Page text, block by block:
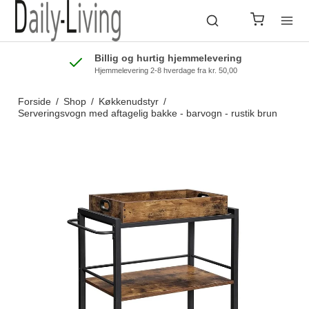
Billig og hurtig hjemmelevering
Hjemmelevering 2-8 hverdage fra kr. 50,00
Forside / Shop / Køkkenudstyr /
Serveringsvogn med aftagelig bakke - barvogn - rustik brun